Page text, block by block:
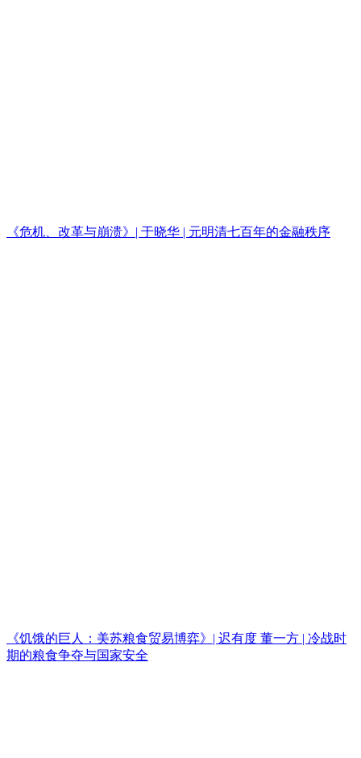
《危机、改革与崩溃》| 于晓华 | 元明清七百年的金融秩序
《饥饿的巨人：美苏粮食贸易博弈》| 迟有度 董一方 | 冷战时
期的粮食争夺与国家安全